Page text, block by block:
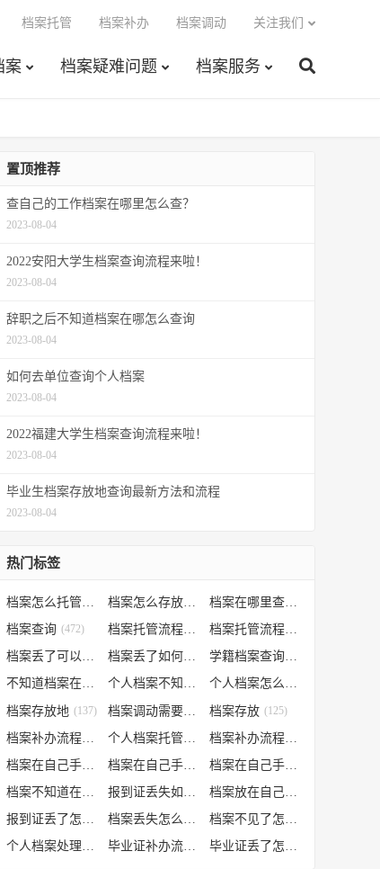
案 档案疑难问题 档案服务
档案托管 档案补办 档案调动 关注我们
置顶推荐
查自己的工作档案在哪里怎么查？
2023-08-04
2022安阳大学生档案查询流程来啦！
2023-08-04
辞职之后不知道档案在哪怎么查询
2023-08-04
如何去单位查询个人档案
2023-08-04
2022福建大学生档案查询流程来啦！
2023-08-04
毕业生档案存放地查询最新方法和流程
2023-08-04
热门标签
档案怎么托管(807) 档案怎么存放到人才市场 (535) 档案在哪里查询
档案查询 (472) 档案托管流程(454) 档案托管流程
档案丢了可以补办吗 (371) 档案丢了如何补办 (301) 学籍档案查询
不知道档案在哪里 (240) 个人档案不知道在哪儿 (191) 个人档案怎么调动
档案存放地 (137) 档案调动需要什么手续 (130)
档案存放 (125)
(106) (102) 档案补办流程
(85) 档案在自己手里 (66) 档案在自己手里怎么处理
档案不知道在哪怎么办 (62) 报到证丢失如何补办 (54) 档案放在自己手上
报到证丢了怎么补办 (52) 档案丢失怎么补办 (51) 档案不见了怎么补办
个人档案处理方法 (38) 毕业证补办流程 (36) 毕业证丢了怎么办